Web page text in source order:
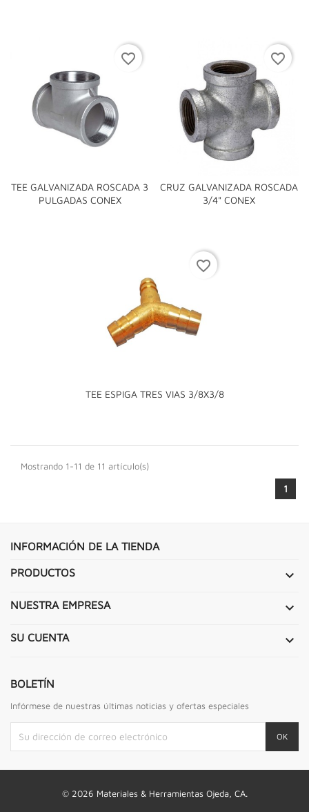
TEE GALVANIZADA ROSCADA 3
PULGADAS CONEX
favorite_border
CRUZ GALVANIZADA ROSCADA
3/4" CONEX
favorite_border
TEE ESPIGA TRES VIAS 3/8X3/8
favorite_border
Mostrando 1-11 de 11 artículo(s)
1
INFORMACIÓN DE LA TIENDA
PRODUCTOS 
NUESTRA EMPRESA 
SU CUENTA 
BOLETÍN
Infórmese de nuestras últimas noticias y ofertas especiales
© 2026 Materiales & Herramientas Ojeda, CA.